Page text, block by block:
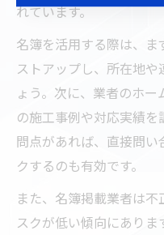
れています。
名簿を活用する際は、
ストアップし、所在地
ょう。次に、業者のホ
の施工事例や対応実績
問点があれば、直接問
クするのも有効です。
また、名簿掲載業者は
スクが低い傾向にあり
ご